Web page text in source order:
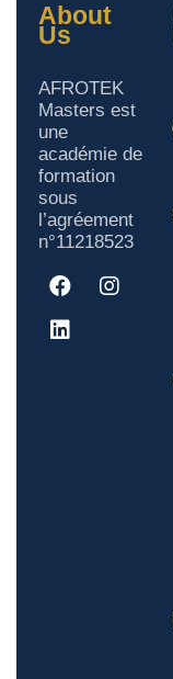
About
Us
AFROTEK
Masters est
une
académie de
formation
sous
l’agréement
n°11218523